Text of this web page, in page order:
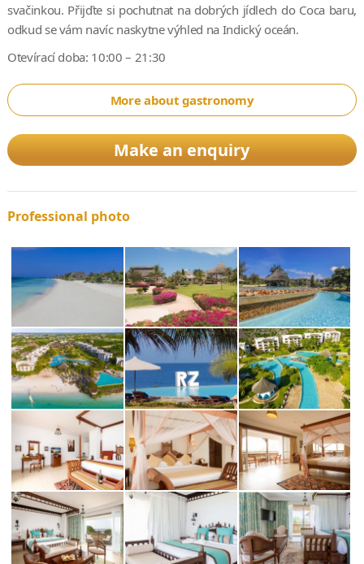
svačinkou. Přijďte si pochutnat na dobrých jídlech do Coca baru,
odkud se vám navíc naskytne výhled na Indický oceán.
Otevírací doba: 10:00 – 21:30
More about gastronomy
Make an enquiry
Professional photo